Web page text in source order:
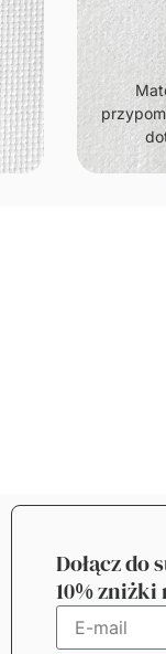
Dołącz
10%